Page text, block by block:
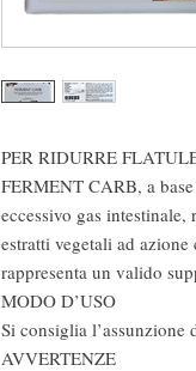
PER RIDURRE
FERMENT CARB, a
eccessivo gas
estratti vegetali ad
rappresenta un valido
MODO D’USO
Si consiglia
AVVERTENZE